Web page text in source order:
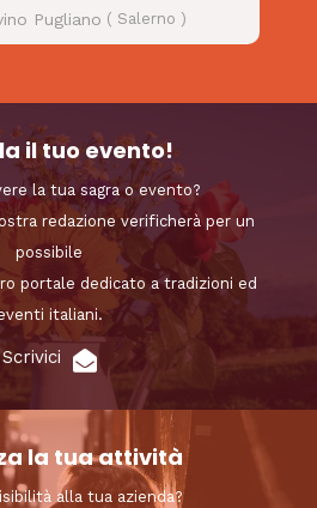
Pugliano ( Salerno )
il tuo evento!
la tua sagra o evento?
redazione verificherà per un
possibile
portale dedicato a tradizioni ed
italiani.
Scrivici
la tua attività
alla tua azienda?